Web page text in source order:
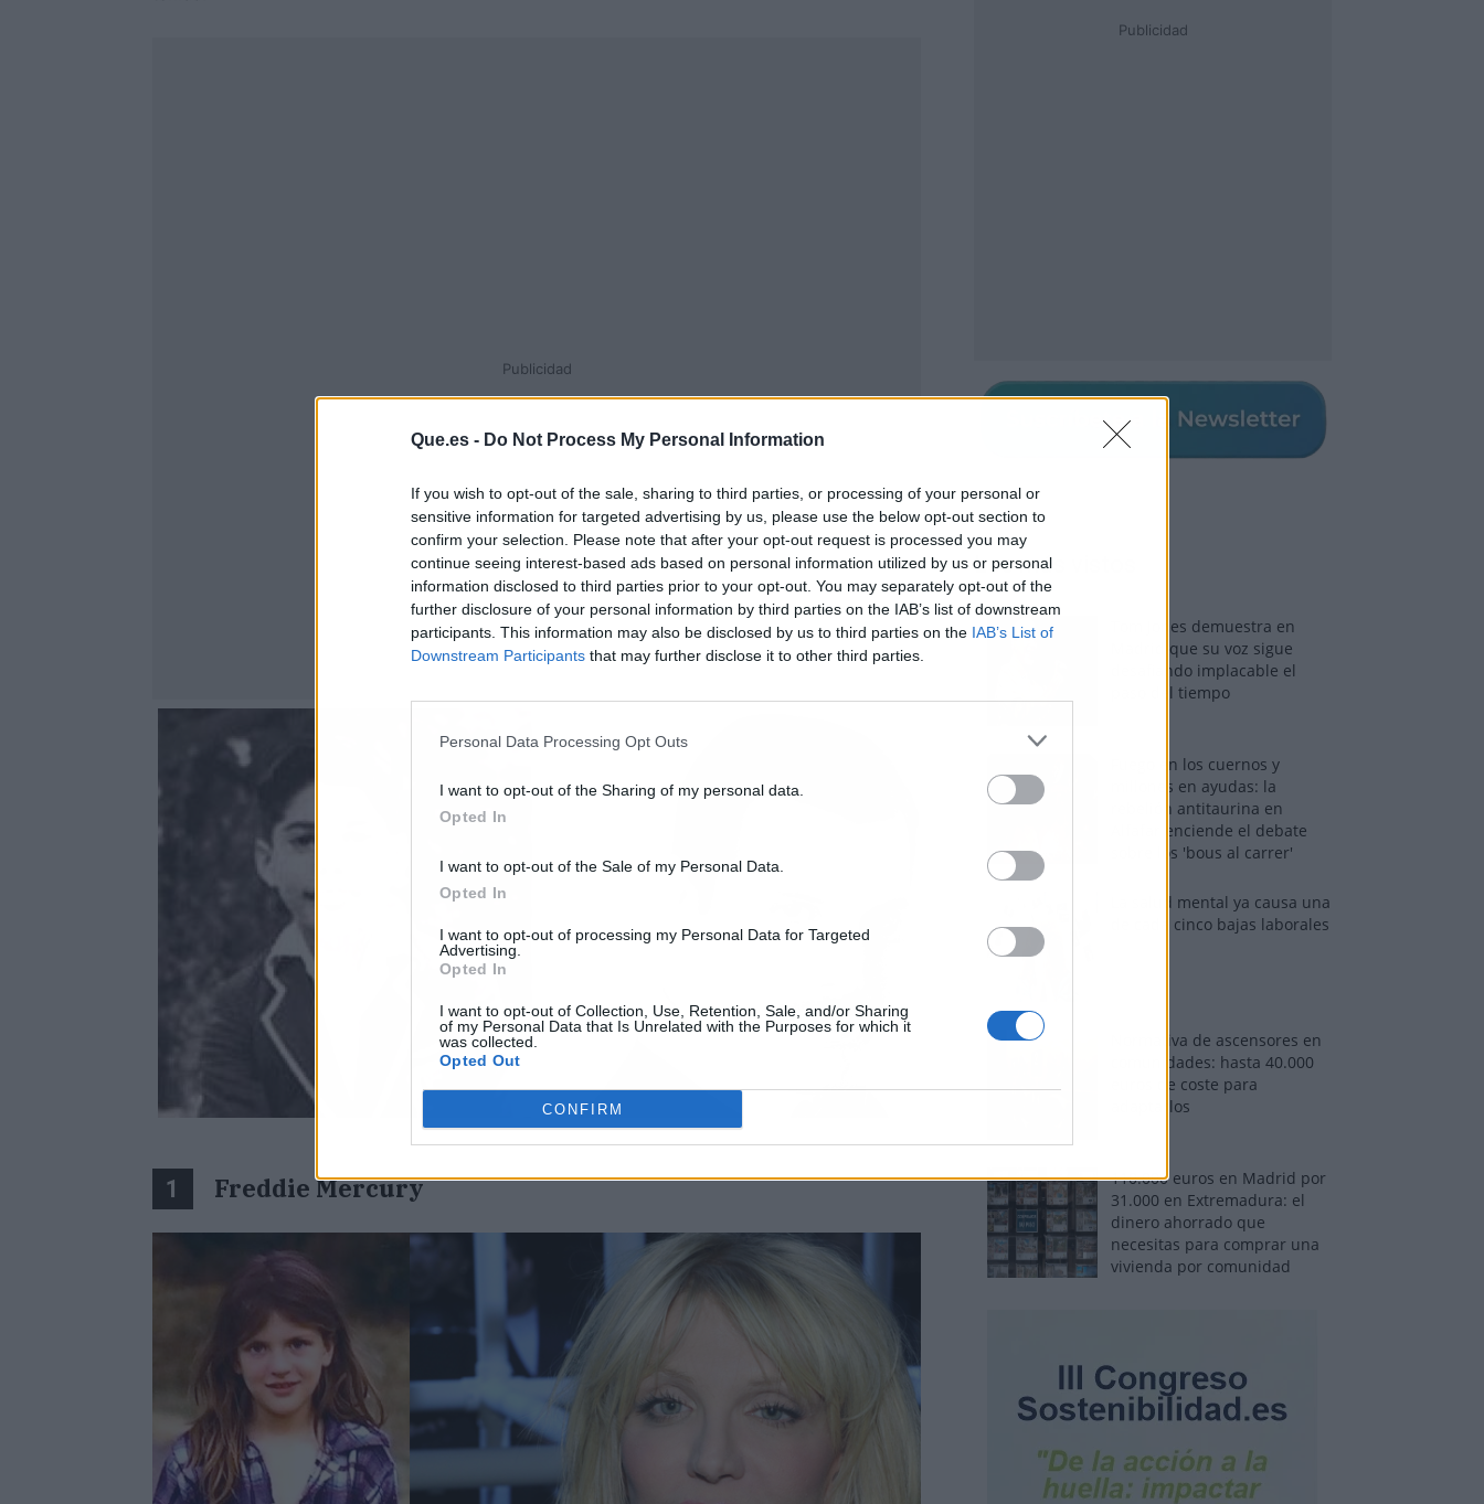
Que.es - Do Not Process My Personal Information
If you wish to opt-out of the sale, sharing to third parties, or processing of your personal or
sensitive information for targeted advertising by us, please use the below opt-out section to
confirm your selection. Please note that after your opt-out request is processed you may
continue seeing interest-based ads based on personal information utilized by us or personal
information disclosed to third parties prior to your opt-out. You may separately opt-out of the
further disclosure of your personal information by third parties on the IAB’s list of downstream
participants. This information may also be disclosed by us to third parties on the IAB’s List of
Downstream Participants that may further disclose it to other third parties.
Personal Data Processing Opt Outs
I want to opt-out of the Sharing of my personal data.
Opted In
I want to opt-out of the Sale of my Personal Data.
Opted In
I want to opt-out of processing my Personal Data for Targeted
Advertising.
Opted In
I want to opt-out of Collection, Use, Retention, Sale, and/or Sharing
of my Personal Data that Is Unrelated with the Purposes for which it
was collected.
Opted Out
CONFIRM
Publicidad
1 Freddie Mercury
Publicidad
Los más vistos
Tom Jones demuestra en
Madrid que su voz sigue
desafiando implacable el
paso del tiempo
Fuego en los cuernos y
millones en ayudas: la
rebelión antitaurina en
Alfafar enciende el debate
sobre los 'bous al carrer'
La salud mental ya causa una
de cada cinco bajas laborales
Normativa de ascensores en
comunidades: hasta 40.000
euros de coste para
adaptarlos
110.000 euros en Madrid por
31.000 en Extremadura: el
dinero ahorrado que
necesitas para comprar una
vivienda por comunidad